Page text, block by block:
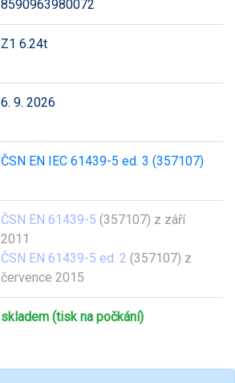
8590963980072
Z1 6.24t
6. 9. 2026
ČSN EN IEC 61439-5 ed. 3 (357107)
ČSN EN 61439-5 (357107) z září
2011
ČSN EN 61439-5 ed. 2 (357107) z
července 2015
skladem (tisk na počkání)